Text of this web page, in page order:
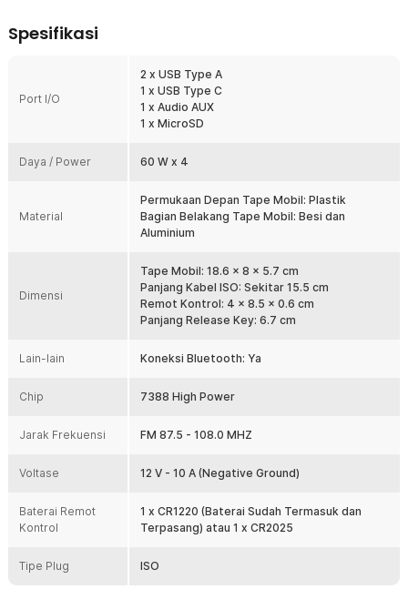
melalui tape. Dengan koneksi bluetooth, perjalanan jadi lebih
Atur Efek Suara dan Pengaturan Lain
Tombol panel audio hadir untuk mengatur efek suara sesuai genre
musik, mulai dari klasik, pop, jazz, hingga pop rock. Tape ini juga
mendukung berbagai format audio seperti MP3 dan WMA.
kualitas musik yang optimal.
Tape mobil ini mendukung siaran radio FM bagi Anda yang ingin
mendengarkan berita atau hiburan selama perjalanan. Sistem
pencarian saluran berlangsung otomatis, sehingga Anda bisa
Koneksi Audio Lebih Luas
Jika koneksi bluetooth sedang bermasalah, Anda tetap bisa
memutar musik menggunakan kabel audio untuk menyambungkan
smartphone. Cara ini memastikan Anda tetap dapat menikmati
Anda juga dapat memutar lagu menggunakan kartu memori atau
flashdisk melalui port yang tersedia. Tape ini turut menyediakan
selama perjalanan.
Untuk pemasangan yang lebih mudah, tape mobil ini sudah
khawatir soal kecocokannya karena standar ini digunakan pada
banyak jenis mobil.
Kelengkapan Produk
Spesifikasi
Port I/O
2 x USB Type A
1 x USB Type C
1 x Audio AUX
1 x MicroSD
Daya / Power 60 W x 4
Material
Permukaan Depan Tape Mobil: Plastik
Bagian Belakang Tape Mobil: Besi dan
Aluminium
Dimensi
Tape Mobil: 18.6 x 8 x 5.7 cm
Panjang Kabel ISO: Sekitar 15.5 cm
Remot Kontrol: 4 x 8.5 x 0.6 cm
Panjang Release Key: 6.7 cm
Lain-lain Koneksi Bluetooth: Ya
Chip 7388 High Power
Jarak Frekuensi FM 87.5 - 108.0 MHZ
Voltase 12 V - 10 A (Negative Ground)
Baterai Remot
Kontrol
1 x CR1220 (Baterai Sudah Termasuk dan
Terpasang) atau 1 x CR2025
Tipe Plug ISO